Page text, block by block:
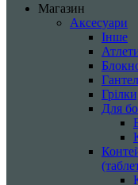
Магазин
Аксесуари
Інше
Для